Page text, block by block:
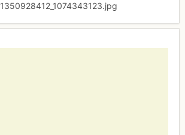
1350928412_1074343123.jpg